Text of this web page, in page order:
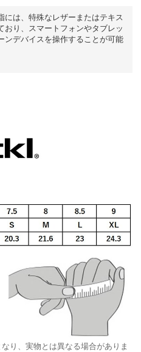
には、特殊なレザーまたはテキス
おり、スマートフォンやタブレッ
ンデバイスを操作することが可能
り、実物とは異なる場合がありま